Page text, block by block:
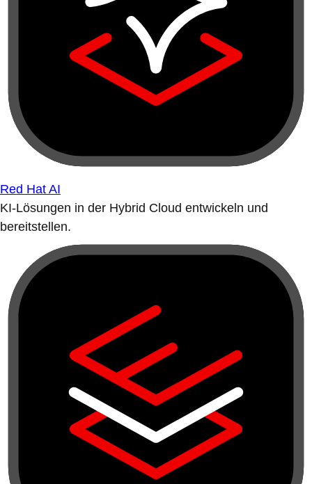
Red Hat AI
KI-Lösungen in der Hybrid Cloud entwickeln und
bereitstellen.